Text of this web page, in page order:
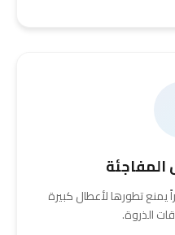
المفاجئة
تطورها لأعطال كبيرة
الذروة.